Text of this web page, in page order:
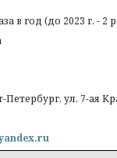
в год (до 2023 г. - 2
Петербург, ул. 7-ая